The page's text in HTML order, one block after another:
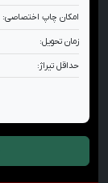
امکان چاپ اختصاصی:
زمان تحویل:
حداقل تیراژ: